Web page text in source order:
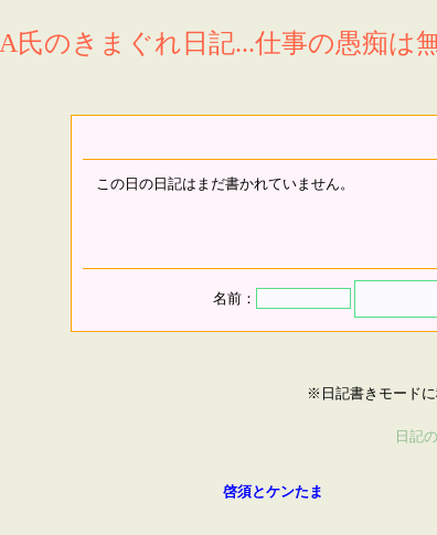
A氏のきまぐれ日記...仕事の愚痴は
この日の日記はまだ書かれていません。
名前：
※日記書きモードに
日記
啓須とケンたま